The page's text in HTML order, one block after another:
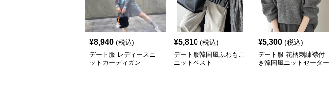
¥8,940 (税込)
デート服 レディースニ
ットカーディガン
¥5,810 (税込)
デート服韓国風ふわもこ
ニットベスト
¥5,300 (税込)
デート服 花柄刺繍襟付
き韓国風ニットセーター